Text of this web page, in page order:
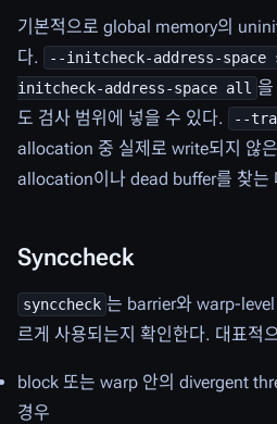
기본적으로 global memory의
다.
--initcheck-address-space
initcheck-address-space all
도 검사 범위에 넣을 수 있다.
--
allocation 중 실제로 write되지 않
allocation이나 dead buffer를 찾는
Synccheck
synccheck 는 barrier와 warp-
르게 사용되는지 확인한다. 대표적
block 또는 warp 안의 divergent
경우